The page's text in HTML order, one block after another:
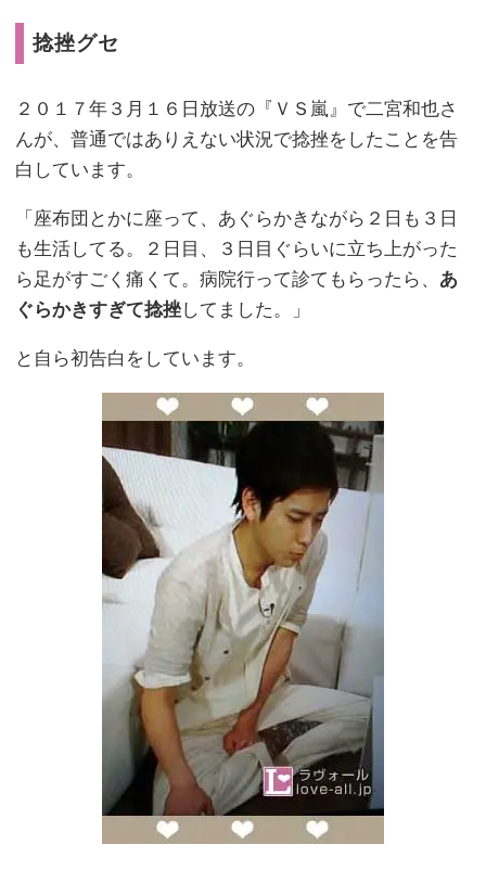
捻挫グセ
２０１７年３月１６日放送の『ＶＳ嵐』で二宮和也さ
んが、普通ではありえない状況で捻挫をしたことを告
白しています。
「座布団とかに座って、あぐらかきながら２日も３日
も生活してる。２日目、３日目ぐらいに立ち上がった
ら足がすごく痛くて。病院行って診てもらったら、 あ
ぐらかきすぎて捻挫してました。」
と自ら初告白をしています。